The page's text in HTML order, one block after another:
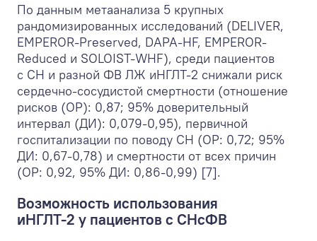
По данным метаанализа 5 крупных
рандомизированных исследований (DELIVER,
EMPEROR-Preserved, DAPA-HF, EMPEROR-
Reduced и SOLOIST-WHF), среди пациентов
с СН и разной ФВ ЛЖ иНГЛТ-2 снижали риск
сердечно-сосудистой смертности (отношение
рисков (ОР): 0,87; 95% доверительный
интервал (ДИ): 0,079-0,95), первичной
госпитализации по поводу СН (ОР: 0,72; 95%
ДИ: 0,67-0,78) и смертности от всех причин
(ОР: 0,92, 95% ДИ: 0,86-0,99) [7].
Возможность использования
иНГЛТ-2 у пациентов с СНсФВ